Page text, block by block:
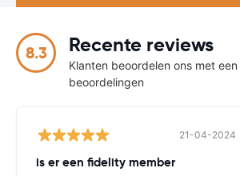
8.3 Recente reviews
Klanten beoordelen ons met
beoordelingen
21-04-2024
is er een fidelity member